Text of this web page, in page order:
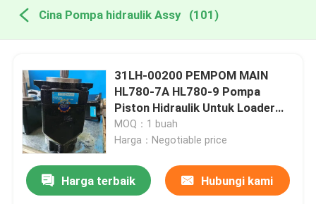
Cina Pompa hidraulik Assy (101)
31LH-00200 PEMPOM MAIN
HL780-7A HL780-9 Pompa
Piston Hidraulik Untuk Loader
Roda
MOQ：1 buah
Harga：Negotiable price
Harga terbaik Hubungi kami